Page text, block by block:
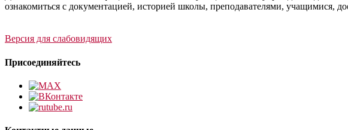
ознакомиться с документацией, историей школы, преподавателями, учащимися,
Версия для слабовидящих
Присоединяйтесь